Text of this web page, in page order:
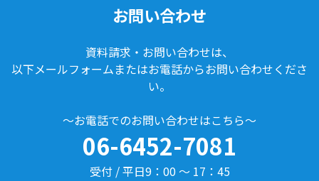
お問い合わせ
資料請求・お問い合わせは、
以下メールフォームまたはお電話からお問い合わせくださ
い。
～お電話でのお問い合わせはこちら～
06-6452-7081
受付 / 平日9：00 ～ 17：45